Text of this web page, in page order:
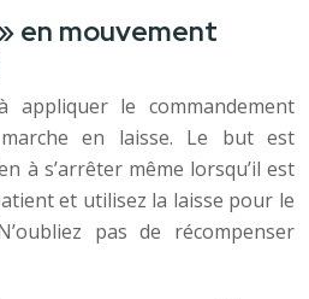
en mouvement
appliquer le commandement
en laisse. Le but est
à s’arrêter même lorsqu’il est
et utilisez la laisse pour le
pas de récompenser